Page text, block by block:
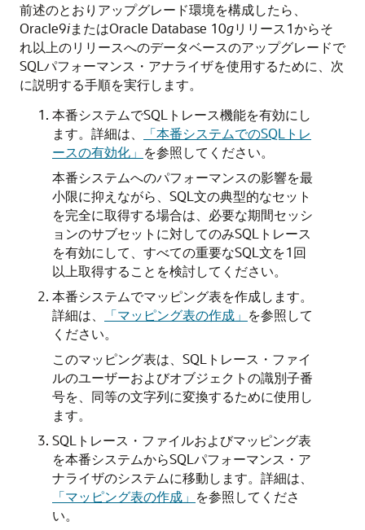
前述のとおりアップグレード環境を構成したら、
Oracle9iまたはOracle Database 10gリリース1からそ
れ以上のリリースへのデータベースのアップグレードで
SQLパフォーマンス・アナライザを使用するために、次
に説明する手順を実行します。
本番システムでSQLトレース機能を有効にし
ます。詳細は、
「本番システムでのSQLトレ
ースの有効化」 を参照してください。
本番システムへのパフォーマンスの影響を最
小限に抑えながら、SQL文の典型的なセット
を完全に取得する場合は、必要な期間セッシ
ョンのサブセットに対してのみSQLトレース
を有効にして、すべての重要なSQL文を1回
以上取得することを検討してください。
本番システムでマッピング表を作成します。
詳細は、
「マッピング表の作成」 を参照して
ください。
このマッピング表は、SQLトレース・ファイ
ルのユーザーおよびオブジェクトの識別子番
号を、同等の文字列に変換するために使用し
ます。
SQLトレース・ファイルおよびマッピング表
を本番システムからSQLパフォーマンス・ア
ナライザのシステムに移動します。詳細は、
「マッピング表の作成」 を参照してくださ
い。